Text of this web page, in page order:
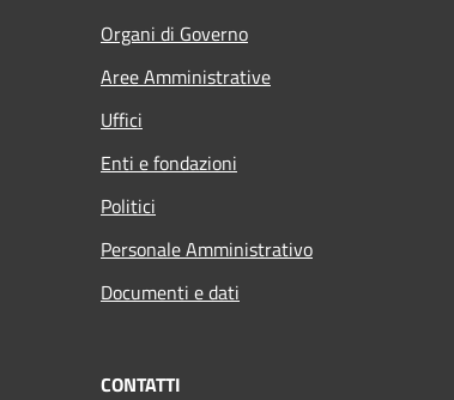
Organi di Governo
Aree Amministrative
Uffici
Enti e fondazioni
Politici
Personale Amministrativo
Documenti e dati
CONTATTI